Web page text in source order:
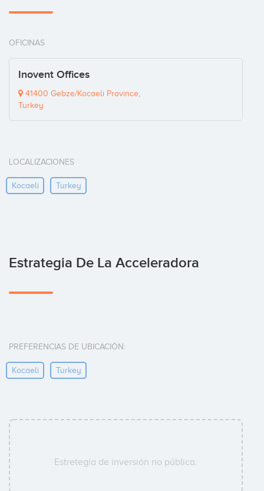
OFICINAS
Inovent Offices
41400 Gebze/Kocaeli Province,
Turkey
LOCALIZACIONES
Kocaeli Turkey
Estrategia De La Acceleradora
PREFERENCIAS DE UBICACIÓN:
Kocaeli Turkey
Estretegía de inversión no pública.